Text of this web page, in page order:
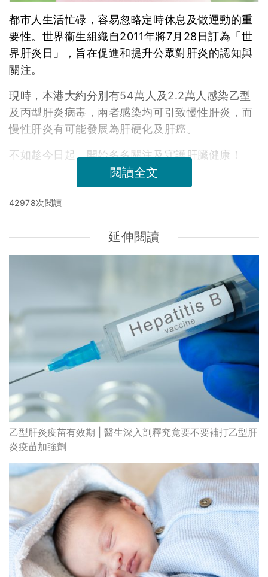
都市人生活忙碌，容易忽略定時休息及做運動的重
要性。世界衞生組織自2011年將7月28日訂為「世
界肝炎日」，旨在促進和提升公眾對肝炎的認知與
關注。
現時，本港大約分別有54萬人及2.2萬人感染乙型
及丙型肝炎病毒，兩者感染均可引致慢性肝炎，而
慢性肝炎有可能發展為肝硬化及肝癌。
不如趁今日起，開始多多關注及守護肝臟健康！
閱讀全文
42978次閱讀
延伸閱讀
乙型肝炎疫苗有效期 | 醫生深入剖釋究竟要不要補打乙型肝
炎疫苗加強劑